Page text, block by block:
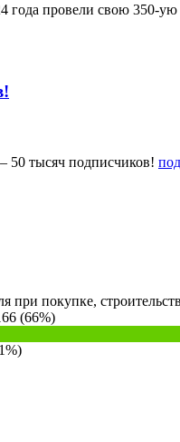
провели свою 350-ую
50 тысяч подписчиков!
при покупке,
(66%)